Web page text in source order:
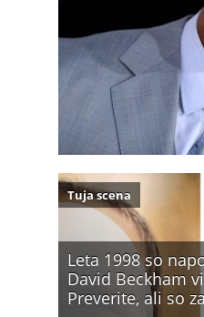
Leta 1998 so
David Beckham
Preverite, ali so
Tuja scena